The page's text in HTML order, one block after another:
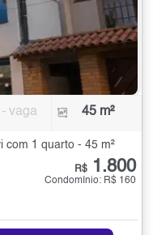
- vaga 45 m²
com 1 quarto - 45 m²
R$ 1.800
Condomínio: R$ 160